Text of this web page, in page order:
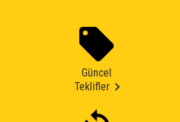
Güncel
Teklifler